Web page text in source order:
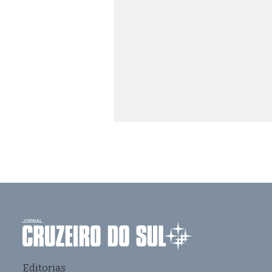
Editorias